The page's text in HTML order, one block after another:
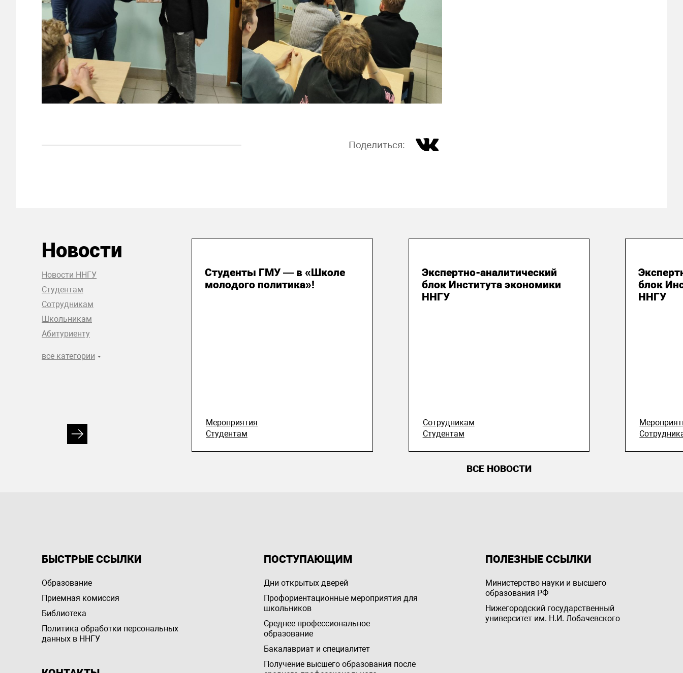
Поделиться:
Новости
Новости ННГУ
Студентам
Сотрудникам
Школьникам
Абитуриенту
все категории
Студенты ГМУ — в «Школе
молодого политика»!
Мероприятия
Студентам
Экспертно-аналитический
блок Института экономики
ННГУ
Сотрудникам
Студентам
блок
ННГУ
ВСЕ НОВОСТИ
БЫСТРЫЕ ССЫЛКИ
Образование
Приемная комиссия
Библиотека
Политика обработки персональных
данных в ННГУ
ПОСТУПАЮЩИМ
Дни открытых дверей
Профориентационные мероприятия для
школьников
Среднее профессиональное
образование
Бакалавриат и специалитет
Получение высшего образования после
ПОЛЕЗНЫЕ ССЫЛКИ
Министерство науки и высшего
образования РФ
Нижегородский государственный
университет им. Н.И. Лобачевского